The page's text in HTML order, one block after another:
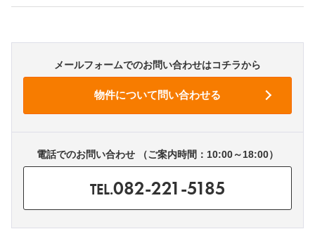
メールフォームでのお問い合わせはコチラから
電話でのお問い合わせ （ご案内時間：10:00～18:00）
TEL.082-221-5185